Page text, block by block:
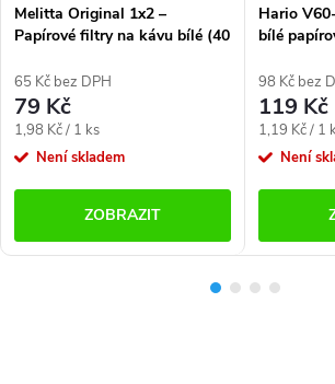
Melitta Original 1x2 –
Papírové filtry na kávu bílé (40
65 Kč bez DPH
79 Kč
Měrná
cena:
1,98 Kč / 1 ks
Není skladem
ZOBRAZIT
Hario
bílé
98 Kč bez
119 Kč
Měrná
cena:
1,19 Kč / 1
Není